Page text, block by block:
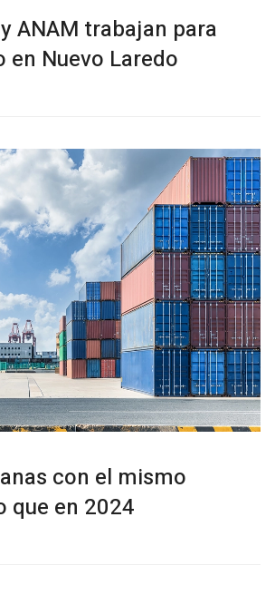
ANAM trabajan para
en Nuevo Laredo
con el mismo
que en 2024